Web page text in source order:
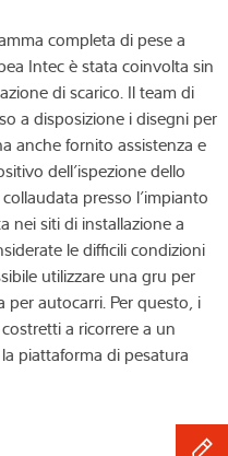
completa di pese a
Intec è stata coinvolta sin
di scarico. Il team di
a disposizione i disegni per
anche fornito assistenza e
dell’ispezione dello
presso l’impianto
nei siti di installazione a
le difficili condizioni
utilizzare una gru per
per autocarri. Per questo, i
a ricorrere a un
piattaforma di pesatura